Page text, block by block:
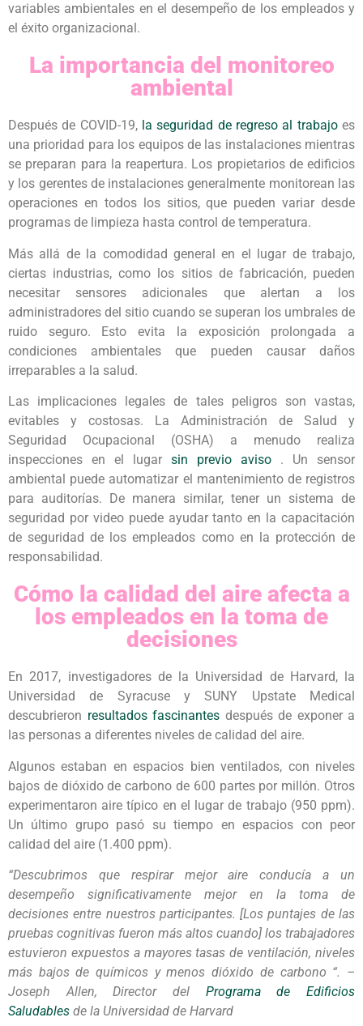
variables ambientales en el desempeño de los empleados y
el éxito organizacional.
La importancia del monitoreo
ambiental
Después de COVID-19, la seguridad de regreso al trabajoes
una prioridad para los equipos de las instalaciones mientras
se preparan para la reapertura. Los propietarios de edificios
y los gerentes de instalaciones generalmente monitorean las
operaciones en todos los sitios, que pueden variar desde
programas de limpieza hasta control de temperatura.
Más allá de la comodidad general en el lugar de trabajo,
ciertas industrias, como los sitios de fabricación, pueden
necesitar sensores adicionales que alertan a los
administradores del sitio cuando se superan los umbrales de
ruido seguro. Esto evita la exposición prolongada a
condiciones ambientales que pueden causar daños
irreparables a la salud.
Las implicaciones legales de tales peligros son vastas,
evitables y costosas. La Administración de Salud y
Seguridad Ocupacional (OSHA) a menudo realiza
inspecciones en el lugar sin previo aviso . Un sensor
ambiental puede automatizar el mantenimiento de registros
para auditorías. De manera similar, tener un sistema de
seguridad por video puede ayudar tanto en la capacitación
de seguridad de los empleados como en la protección de
responsabilidad.
Cómo la calidad del aire afecta a
los empleados en la toma de
decisiones
En 2017, investigadores de la Universidad de Harvard, la
Universidad de Syracuse y SUNY Upstate Medical
descubrieron resultados fascinantes después de exponer a
las personas a diferentes niveles de calidad del aire.
Algunos estaban en espacios bien ventilados, con niveles
bajos de dióxido de carbono de 600 partes por millón. Otros
experimentaron aire típico en el lugar de trabajo (950 ppm).
Un último grupo pasó su tiempo en espacios con peor
calidad del aire (1.400 ppm).
“Descubrimos que respirar mejor aire conducía a un
desempeño significativamente mejor en la toma de
decisiones entre nuestros participantes. [Los puntajes de las
pruebas cognitivas fueron más altos cuando] los trabajadores
estuvieron expuestos a mayores tasas de ventilación, niveles
más bajos de químicos y menos dióxido de carbono “. –
Joseph Allen, Director del Programa de Edificios
Saludables de la Universidad de Harvard